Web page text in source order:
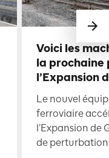
Voici les
la prochaine
l’Expansion
Le nouvel
ferroviaire
l’Expansion de
de